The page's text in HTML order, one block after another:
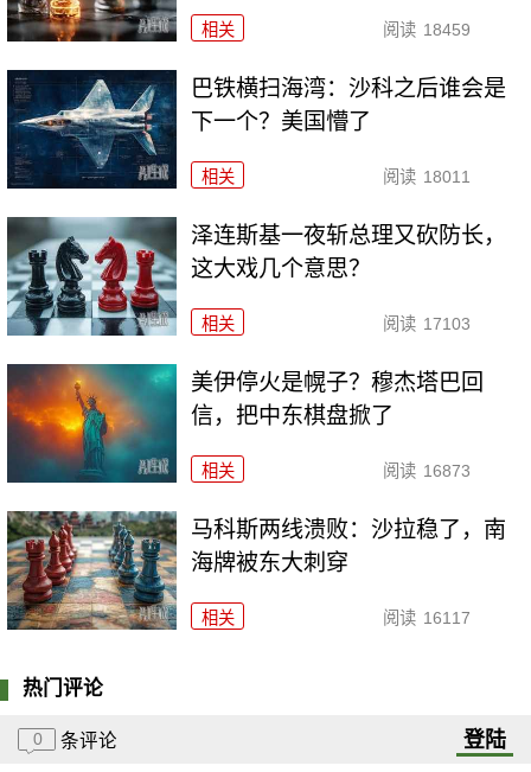
相关 阅读 18459
巴铁横扫海湾：沙科之后谁会是
下一个？美国懵了
相关 阅读 18011
泽连斯基一夜斩总理又砍防长，
这大戏几个意思？
相关 阅读 17103
美伊停火是幌子？穆杰塔巴回
信，把中东棋盘掀了
相关 阅读 16873
马科斯两线溃败：沙拉稳了，南
海牌被东大刺穿
相关 阅读 16117
热门评论
0 条评论 登陆